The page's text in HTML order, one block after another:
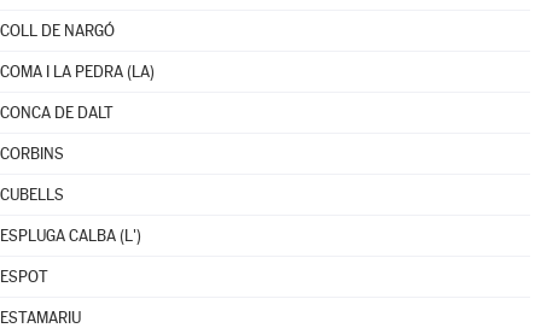
COLL DE NARGÓ
COMA I LA PEDRA (LA)
CONCA DE DALT
CORBINS
CUBELLS
ESPLUGA CALBA (L')
ESPOT
ESTAMARIU